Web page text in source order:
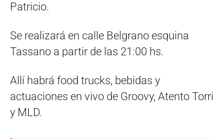
Patricio.
Se realizará en calle Belgrano esquina
Tassano a partir de las 21:00 hs.
Allí habrá food trucks, bebidas y
actuaciones en vivo de Groovy, Atento Torri
y MLD.